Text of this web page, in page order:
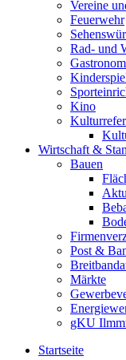
Vereine
Feuerwehr
Rad- und
Kino
Wirtschaft &
Bauen
Post &
Märkte
gKU
Startseite